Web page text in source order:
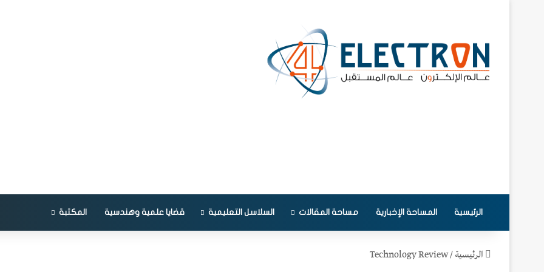
الرئيسية المساحة الإخبارية مساحة المقالات السلاسل التعليمية قضايا علمية وهندسية المكتبة
الرئيسية/
Technology Review